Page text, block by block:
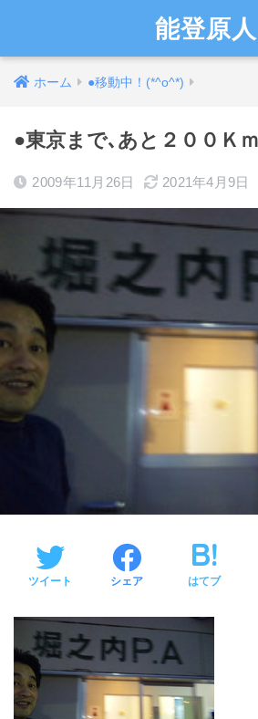
能登原人
ホーム ●移動中！(*^o^*)
●東京まで､あと２００Ｋ
2009年11月26日 2021年4月9日
ツイート シェア はてブ